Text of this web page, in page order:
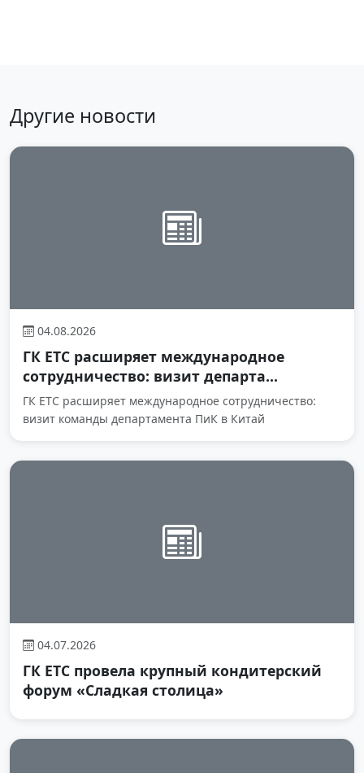
Другие новости
04.08.2026
ГК ЕТС расширяет международное
сотрудничество: визит департа...
ГК ЕТС расширяет международное сотрудничество:
визит команды департамента ПиК в Китай
04.07.2026
ГК ЕТС провела крупный кондитерский
форум «Сладкая столица»